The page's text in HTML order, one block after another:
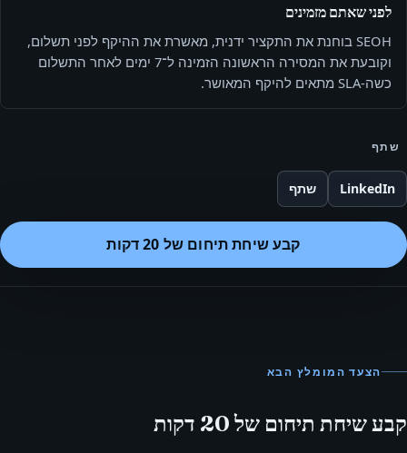
לפני שאתם מזמינים
SEOH בוחנת את התקציר ידנית, מאשרת את ההיקף לפני תשלום,
וקובעת את המסירה הראשונה הזמינה ל־7 ימים לאחר התשלום
כשה-SLA מתאים להיקף המאושר.
שתף
LinkedIn שתף
קבע שיחת תיחום של 20 דקות
הצעד המומלץ הבא
קבע שיחת תיחום של 20 דקות